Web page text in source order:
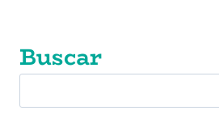
EN
CONSTRUCCIÓN
Buscar